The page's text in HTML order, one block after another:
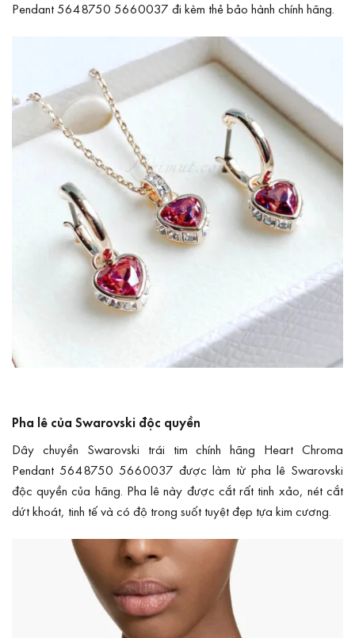
Pendant 5648750 5660037 đi kèm thẻ bảo hành chính hãng.
Pha lê của Swarovski độc quyền
Dây chuyền Swarovski trái tim chính hãng Heart Chroma
Pendant 5648750 5660037 được làm từ pha lê Swarovski
độc quyền của hãng. Pha lê này được cắt rất tinh xảo, nét cắt
dứt khoát, tinh tế và có độ trong suốt tuyệt đẹp tựa kim cương.